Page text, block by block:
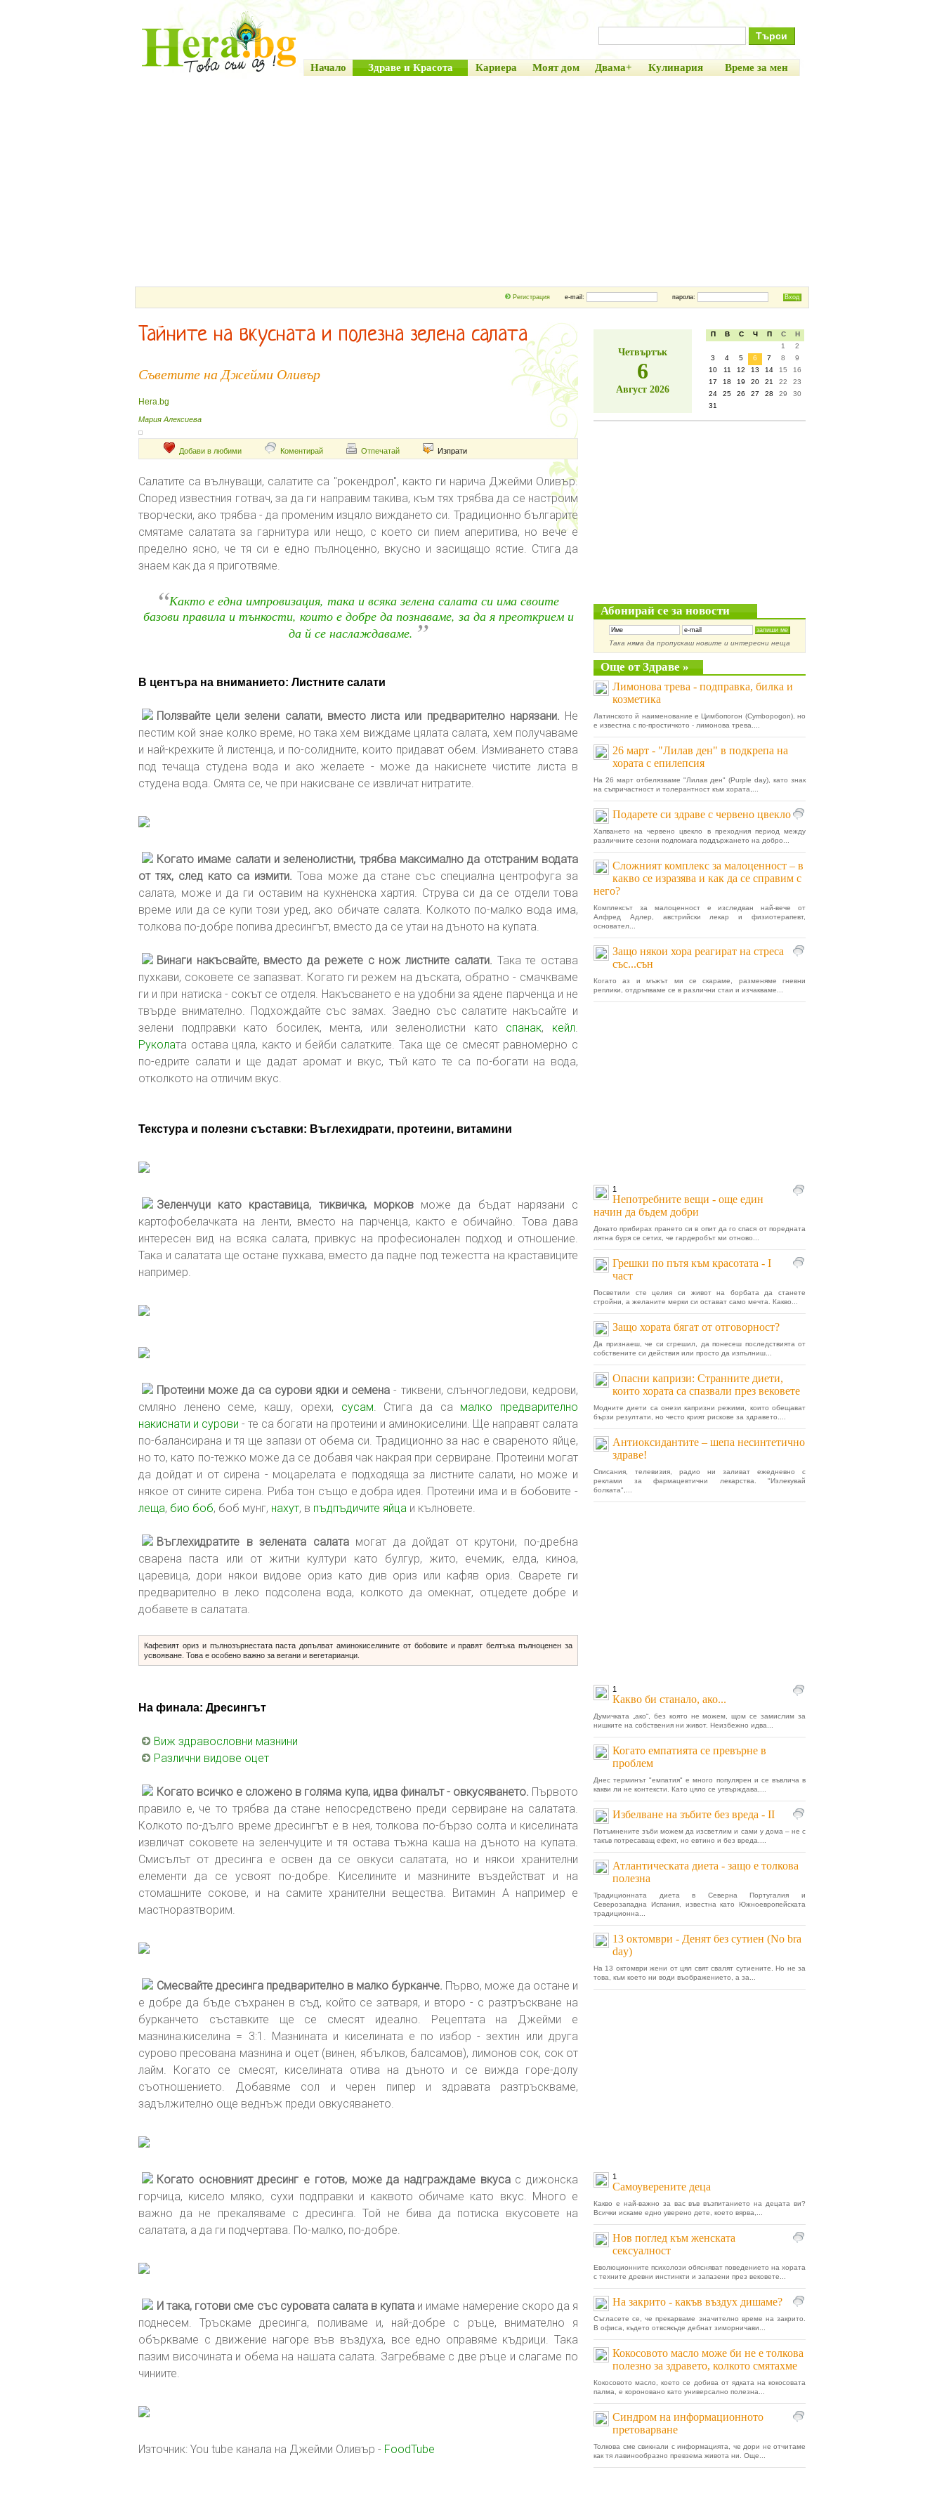
Начало Здраве и Красота Кариера Моят дом Двама+ Кулинария Време за мен
Регистрация e-mail: парола:
Тайните на вкусната и полезна зелена салата
Съветите на Джейми Оливър
Hera.bg
Мария Алексиева
Добави в любими Коментирай Отпечатай Изпрати
Салатите са вълнуващи, салатите са "рокендрол", както ги нарича Джейми Оливър.
Според известния готвач, за да ги направим такива, към тях трябва да се настроим
творчески, ако трябва - да променим изцяло виждането си. Традиционно българите
смятаме салатата за гарнитура или нещо, с което си пием аперитива, но вече е
пределно ясно, че тя си е едно пълноценно, вкусно и засищащо ястие. Стига да
знаем как да я приготвяме.
“Както е една импровизация, така и всяка зелена салата си има своите
базови правила и тънкости, които е добре да познаваме, за да я преоткрием и
да й се наслаждаваме. ”
В центъра на вниманието: Листните салати
Ползвайте цели зелени салати, вместо листа или предварително нарязани. Не
пестим кой знае колко време, но така хем виждаме цялата салата, хем получаваме
и най-крехките й листенца, и по-солидните, които придават обем. Измиването става
под течаща студена вода и ако желаете - може да накиснете чистите листа в
студена вода. Смята се, че при накисване се извличат нитратите.
Когато имаме салати и зеленолистни, трябва максимално да отстраним водата
от тях, след като са измити. Това може да стане със специална центрофуга за
салата, може и да ги оставим на кухненска хартия. Струва си да се отдели това
време или да се купи този уред, ако обичате салата. Колкото по-малко вода има,
толкова по-добре попива дресингът, вместо да се утаи на дъното на купата.
Винаги накъсвайте, вместо да режете с нож листните салати. Така те остава
пухкави, соковете се запазват. Когато ги режем на дъската, обратно - смачкваме
ги и при натиска - сокът се отделя. Накъсването е на удобни за ядене парченца и не
твърде внимателно. Подхождайте със замах. Заедно със салатите накъсайте и
зелени подправки като босилек, мента, или зеленолистни като спанак, кейл.
Руколата остава цяла, както и бейби салатките. Така ще се смесят равномерно с
по-едрите салати и ще дадат аромат и вкус, тъй като те са по-богати на вода,
отколкото на отличим вкус.
Текстура и полезни съставки: Въглехидрати, протеини, витамини
Зеленчуци като краставица, тиквичка, морковможе да бъдат нарязани с
картофобелачката на ленти, вместо на парченца, както е обичайно. Това дава
интересен вид на всяка салата, привкус на професионален подход и отношение.
Така и салатата ще остане пухкава, вместо да падне под тежестта на краставиците
например.
Протеини може да са сурови ядки и семена - тиквени, слънчогледови, кедрови,
смляно ленено семе, кашу, орехи, сусам. Стига да са малко предварително
накиснати и сурови - те са богати на протеини и аминокиселини. Ще направят салата
по-балансирана и тя ще запази от обема си. Традиционно за нас е свареното яйце,
но то, като по-тежко може да се добавя чак накрая при сервиране. Протеини могат
да дойдат и от сирена - моцарелата е подходяща за листните салати, но може и
някое от сините сирена. Риба тон също е добра идея. Протеини има и в бобовите -
леща, био боб, боб мунг, нахут, в пъдпъдичите яйца и кълновете.
Въглехидратите в зелената салатамогат да дойдат от крутони, по-дребна
сварена паста или от житни култури като булгур, жито, ечемик, елда, киноа,
царевица, дори някои видове ориз като див ориз или кафяв ориз. Сварете ги
предварително в леко подсолена вода, колкото да омекнат, отцедете добре и
добавете в салатата.
Кафевият ориз и пълнозърнестата паста допълват аминокиселините от бобовите и правят белтъка пълноценен за
усвояване. Това е особено важно за вегани и вегетарианци.
На финала: Дресингът
Виж здравословни мазнини
Различни видове оцет
Когато всичко е сложено в голяма купа, идва финалът - овкусяването. Първото
правило е, че то трябва да стане непосредствено преди сервиране на салатата.
Колкото по-дълго време дресингът е в нея, толкова по-бързо солта и киселината
извличат соковете на зеленчуците и тя остава тъжна каша на дъното на купата.
Смисълът от дресинга е освен да се овкуси салатата, но и някои хранителни
елементи да се усвоят по-добре. Киселините и мазнините въздействат и на
стомашните сокове, и на самите хранителни вещества. Витамин А например е
мастноразтворим.
Смесвайте дресинга предварително в малко бурканче. Първо, може да остане и
е добре да бъде съхранен в съд, който се затваря, и второ - с разтръскване на
бурканчето съставките ще се смесят идеално. Рецептата на Джейми е
мазнина:киселина = 3:1. Мазнината и киселината е по избор - зехтин или друга
сурово пресована мазнина и оцет (винен, ябълков, балсамов), лимонов сок, сок от
лайм. Когато се смесят, киселината отива на дъното и се вижда горе-долу
съотношението. Добавяме сол и черен пипер и здравата разтръскваме,
задължително още веднъж преди овкусяването.
Когато основният дресинг е готов, може да надграждаме вкусас дижонска
горчица, кисело мляко, сухи подправки и каквото обичаме като вкус. Много е
важно да не прекаляваме с дресинга. Той не бива да потиска вкусовете на
салатата, а да ги подчертава. По-малко, по-добре.
И така, готови сме със суровата салата в купата и имаме намерение скоро да я
поднесем. Тръскаме дресинга, поливаме и, най-добре с ръце, внимателно я
объркваме с движение нагоре във въздуха, все едно оправяме къдрици. Така
пазим височината и обема на нашата салата. Загребваме с две ръце и слагаме по
чиниите.
Източник: You tube канала на Джейми Оливър - FoodTube
Четвъртък
6
Август 2026
П В С Ч П С
Н
1
2
3
4 5 6 7 8
9
10
11 12 13 14 15
16
17
18 19 20 21 22
23
24
25 26 27 28 29
30
31
Абонирай се за новости
Така няма да пропускаш новите и интересни неща
Още от Здраве »
Лимонова трева - подправка, билка и
козметика
Латинското й наименование е Цимбопогон (Cymbopogon), но
е известна с по-простичкото - лимонова трева....
26 март - "Лилав ден" в подкрепа на
хората с епилепсия
На 26 март отбелязваме "Лилав ден" (Purple day), като знак
на съпричастност и толерантност към хората,...
Подарете си здраве с червено цвекло
Хапването на червено цвекло в преходния период между
различните сезони подпомага поддържането на добро...
Сложният комплекс за малоценност – в
какво се изразява и как да се справим с
него?
Комплексът за малоценност е изследван най-вече от
Алфред Адлер, австрийски лекар и физиотерапевт,
основател...
Защо някои хора реагират на стреса
със...сън
Когато аз и мъжът ми се скараме, разменяме гневни
реплики, отдръпваме се в различни стаи и изчакваме...
1
Непотребните вещи - още един
начин да бъдем добри
Докато прибирах прането си в опит да го спася от поредната
лятна буря се сетих, че гардеробът ми отново...
Грешки по пътя към красотата - I
част
Посветили сте целия си живот на борбата да станете
стройни, а желаните мерки си остават само мечта. Какво...
Защо хората бягат от отговорност?
Да признаеш, че си сгрешил, да понесеш последствията от
собствените си действия или просто да изпълниш...
Опасни капризи: Странните диети,
които хората са спазвали през вековете
Mодните диети са онези капризни режими, които обещават
бързи резултати, но често крият рискове за здравето....
Антиоксидантите – шепа несинтетично
здраве!
Списания, телевизия, радио ни заливат ежедневно с
реклами за фармацевтични лекарства. "Излекувай
болката",...
1
Какво би станало, ако...
Думичката „ако“, без която не можем, щом се замислим за
нишките на собствения ни живот. Неизбежно идва...
Когато емпатията се превърне в
проблем
Днес терминът "емпатия" е много популярен и се въвлича в
какви ли не контексти. Като цяло се утвърждава,...
Избелване на зъбите без вреда - II
Потъмнените зъби можем да изсветлим и сами у дома – не с
такъв потресаващ ефект, но евтино и без вреда....
Атлантическата диета - защо е толкова
полезна
Традиционната диета в Северна Португалия и
Северозападна Испания, известна като Южноевропейската
традиционна...
13 октомври - Денят без сутиен (No bra
day)
На 13 октомври жени от цял свят свалят сутиените. Но не за
това, към което ни води въображението, а за...
1
Самоуверените деца
Какво е най-важно за вас във възпитанието на децата ви?
Всички искаме едно уверено дете, което вярва,...
Нов поглед към женската
сексуалност
Еволюционните психолози обясняват поведението на хората
с техните древни инстинкти и запазени през вековете...
На закрито - какъв въздух дишаме?
Съгласете се, че прекарваме значително време на закрито.
В офиса, където отвсякъде дебнат зиморничави...
Кокосовото масло може би не е толкова
полезно за здравето, колкото смятахме
Кокосовото масло, което се добива от ядката на кокосовата
палма, е короновано като универсално полезна...
Синдром на информационното
претоварване
Толкова сме свикнали с информацията, че дори не отчитаме
как тя лавинообразно превзема живота ни. Още...